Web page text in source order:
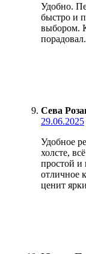
Удобно.
быстро и
выбором.
Сева
29.06.2025
Удобное
холсте,
простой и
отличное
ценит